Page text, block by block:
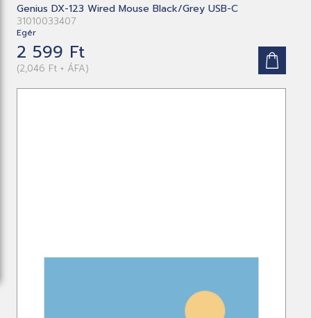
Genius DX-123 Wired Mouse Black/Grey USB-C
31010033407
Egér
2 599 Ft
(2,046 Ft + ÁFA)